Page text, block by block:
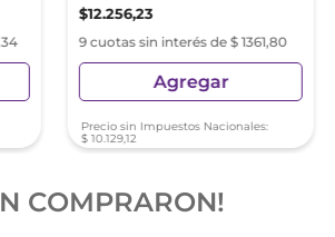
$12.256,23
9 cuotas sin interés de $ 1361,80
Agregar
Precio sin Impuestos Nacionales:
$ 10.129,12
COMPRARON!